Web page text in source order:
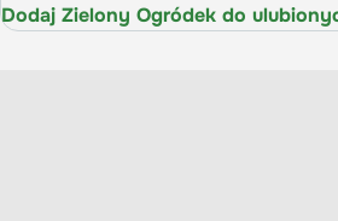
Dodaj Zielony Ogródek do